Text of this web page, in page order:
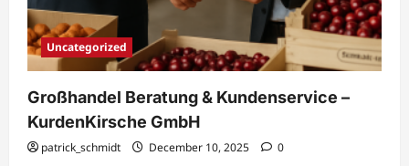
Uncategorized
Großhandel Beratung & Kundenservice –
KurdenKirsche GmbH
patrick_schmidt December 10, 2025 0